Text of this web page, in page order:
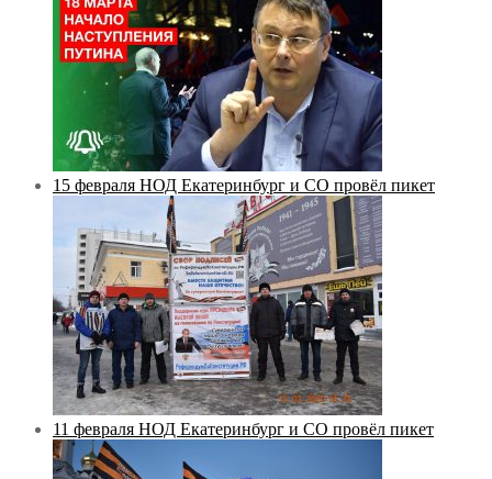
15 февраля НОД Екатеринбург и СО провёл пикет
11 февраля НОД Екатеринбург и СО провёл пикет